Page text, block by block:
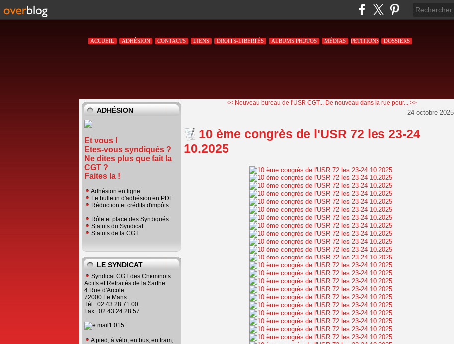
ACCUEIL ADHÉSION CONTACTS LIENS DROITS-LIBERTÉS ALBUMS PHOTOS MÉDIAS PETITIONS DOSSIERS
ADHÉSION
Et vous !
Etes-vous syndiqués ?
Ne dites plus que fait la
CGT ?
Faites la !
Adhésion en ligne
Le bulletin d'adhésion en PDF
Réduction et crédits d'impôts
Rôle et place des Syndiqués
Statuts du Syndicat
Statuts de la CGT
LE SYNDICAT
Syndicat CGT des Cheminots
Actifs et Retraités de la Sarthe
4 Rue d'Arcole
72000 Le Mans
Tél : 02.43.28.71.00
Fax : 02.43.24.28.57
A pied, à vélo, en bus, en tram,
<< Nouveau bureau de l'USR CGT... De nouveau dans la rue pour... >>
24 octobre 2025
10 ème congrès de l'USR 72 les 23-24
10.2025